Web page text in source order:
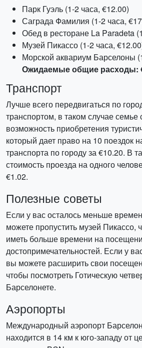
Парк Гуэль (1-2 часа, €12.00)
Саграда Фамилия (1-2 часа,
Обед в ресторане La Paradeta
Музей Пикассо (1-2 часа,
Морской аквариум Барселоны
Ожидаемые общие расходы:
Транспорт
Лучше всего передвигаться по
транспортом, в таком случае семье
возможность приобретения
который дает право на 10 поездок
транспорта по городу за €10.20. В
стоимость проезда на одного
€1.02.
Полезные советы
Если у вас осталось меньше
можете пропустить музей Пикассо,
иметь больше времени на
достопримечательностей. Если у
вы можете расширить свои
чтобы посмотреть Готическую
Барселонете.
Аэропорты
Международный аэропорт
находится в 14 км к юго-западу от